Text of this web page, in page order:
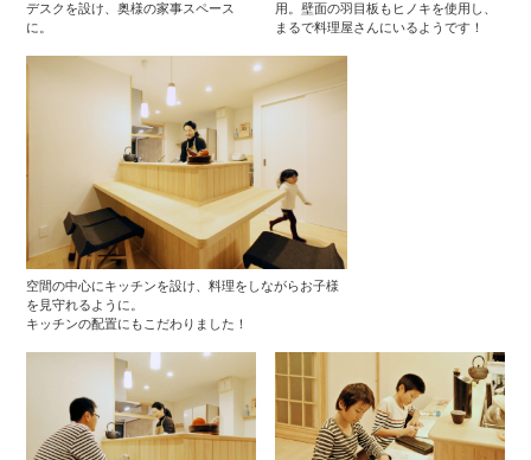
デスクを設け、奥様の家事スペース
に。
用。壁面の羽目板もヒノキを使用し、
まるで料理屋さんにいるようです！
空間の中心にキッチンを設け、料理をしながらお子様
を見守れるように。
キッチンの配置にもこだわりました！